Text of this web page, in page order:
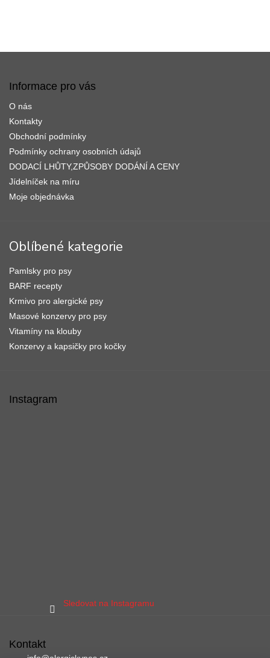
Z
Informace pro vás
O nás
Kontakty
Obchodní podmínky
Podmínky ochrany osobních údajů
DODACÍ LHŮTY,ZPŮSOBY DODÁNÍ A CENY
Jídelníček na míru
Moje objednávka
Oblíbené kategorie
Pamlsky pro psy
BARF recepty
Krmivo pro alergické psy
Masové konzervy pro psy
Vitamíny na klouby
Konzervy a kapsičky pro kočky
Instagram
Sledovat na Instagramu
Kontakt